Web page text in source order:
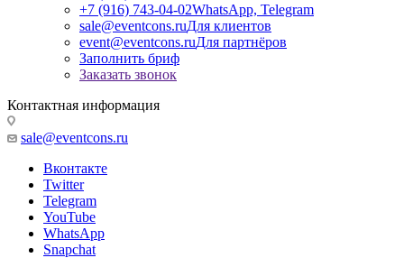
+7 (916) 743-04-02WhatsApp, Telegram
sale@eventcons.ruДля клиентов
event@eventcons.ruДля партнёров
Заполнить бриф
Заказать звонок
Контактная информация
sale@eventcons.ru
Вконтакте
Twitter
Telegram
YouTube
WhatsApp
Snapchat